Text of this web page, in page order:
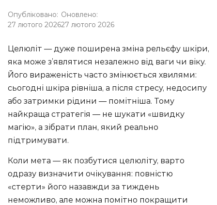
Опубліковано:
27 лютого 2026
Оновлено:
27 лютого 2026
Целюліт — дуже поширена зміна рельєфу шкіри,
яка може з’являтися незалежно від ваги чи віку.
Його вираженість часто змінюється хвилями:
сьогодні шкіра рівніша, а після стресу, недосипу
або затримки рідини — помітніша. Тому
найкраща стратегія — не шукати «швидку
магію», а зібрати план, який реально
підтримувати.
Коли мета — як позбутися целюліту, варто
одразу визначити очікування: повністю
«стерти» його назавжди за тиждень
неможливо, але можна помітно покращити